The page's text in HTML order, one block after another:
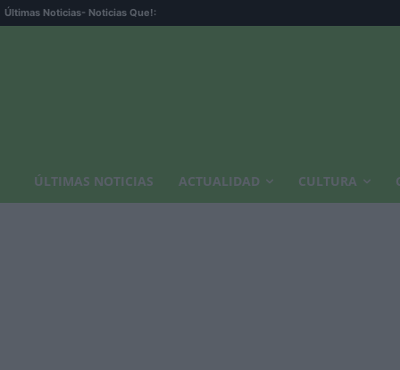
Últimas Noticias- Noticias Que!: La
ÚLTIMAS NOTICIAS ACTUALIDAD CULTURA